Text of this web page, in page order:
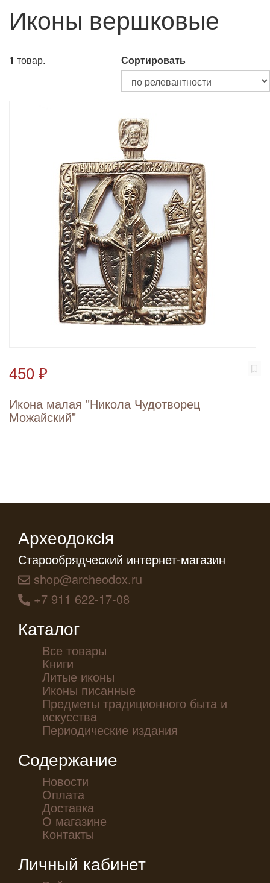
Иконы вершковые
1 товар. Сортировать
450 ₽
Икона малая "Никола Чудотворец
Можайский"
Археодоксiя
Старообрядческий интернет-магазин
shop@archeodox.ru
+7 911 622-17-08
Каталог
Все товары
Книги
Литые иконы
Иконы писанные
Предметы традиционного быта и
искусства
Периодические издания
Содержание
Новости
Оплата
Доставка
О магазине
Контакты
Личный кабинет